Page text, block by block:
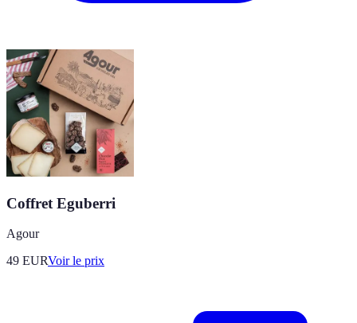
Coffret Eguberri
Agour
49 EURVoir le prix